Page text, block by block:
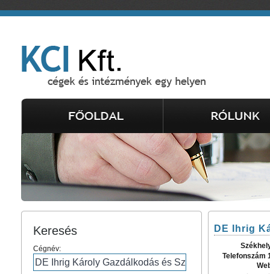
Keresés
Cégnév:
DE Ihrig
Telefonszám